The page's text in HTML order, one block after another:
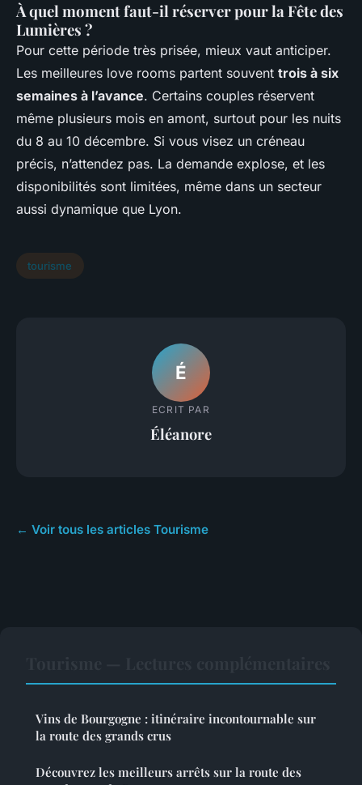
À quel moment faut-il réserver pour la Fête des
Lumières ?
Pour cette période très prisée, mieux vaut anticiper.
Les meilleures love rooms partent souvent trois à six
semaines à l’avance. Certains couples réservent
même plusieurs mois en amont, surtout pour les nuits
du 8 au 10 décembre. Si vous visez un créneau
précis, n’attendez pas. La demande explose, et les
disponibilités sont limitées, même dans un secteur
aussi dynamique que Lyon.
tourisme
É
ECRIT PAR
Éléanore
← Voir tous les articles Tourisme
Vins de Bourgogne : itinéraire incontournable sur
la route des grands crus
Découvrez les meilleurs arrêts sur la route des